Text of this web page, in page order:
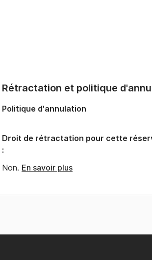
Rétractation et politique
Politique d'annulation
Droit de rétractation pour cette
:
Non. En savoir plus